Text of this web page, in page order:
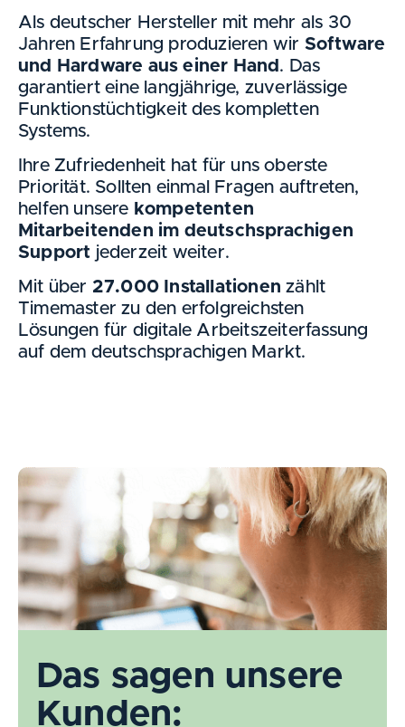
Als deutscher Hersteller mit mehr als 30
Jahren Erfahrung produzieren wir Software
und Hardware aus einer Hand . Das
garantiert eine langjährige, zuverlässige
Funktionstüchtigkeit des kompletten
Systems.
Ihre Zufriedenheit hat für uns oberste
Priorität. Sollten einmal Fragen auftreten,
helfen unsere kompetenten
Mitarbeitenden im deutschsprachigen
Support jederzeit weiter.
Mit über 27.000 Installationen zählt
Timemaster zu den erfolgreichsten
Lösungen für digitale Arbeitszeiterfassung
auf dem deutschsprachigen Markt.
Das sagen unsere
Kunden: